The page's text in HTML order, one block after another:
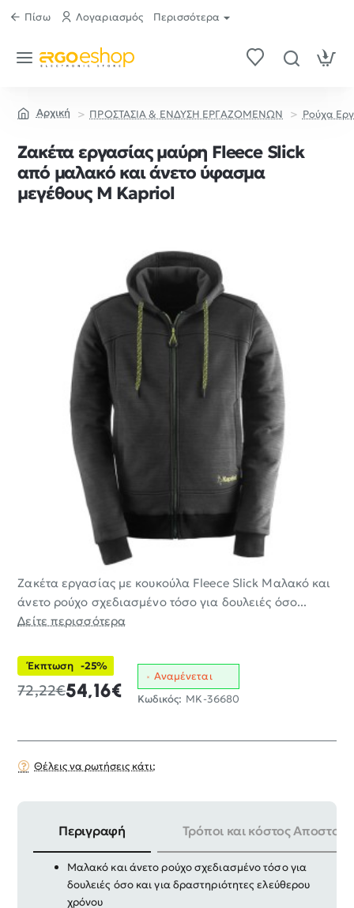
Πίσω Λογαριασμός Περισσότερα
ΠΡΟΣΤΑΣΙΑ & ΕΝΔΥΣΗ ΕΡΓΑΖΟΜΕΝΩΝ Ρούχα
Ζακέτα εργασίας μαύρη Fleece Slick
από μαλακό και άνετο ύφασμα
μεγέθους M Kapriol
Ζακέτα εργασίας με κουκούλα Fleece Slick Μαλακό και
άνετο ρούχο σχεδιασμένο τόσο για δουλειές όσο...
Δείτε περισσότερα
Έκπτωση -25%
54,16€
72,22€
Αναμένεται
Κωδικός: MK-36680
Θέλεις να ρωτήσεις κάτι;
Περιγραφή Τρόποι και κόστος
Ζακέτα εργασίας με κουκούλα Fleece Slick
Μαλακό και άνετο ρούχο σχεδιασμένο τόσο για
δουλειές όσο και για δραστηριότητες ελεύθερου
χρόνου